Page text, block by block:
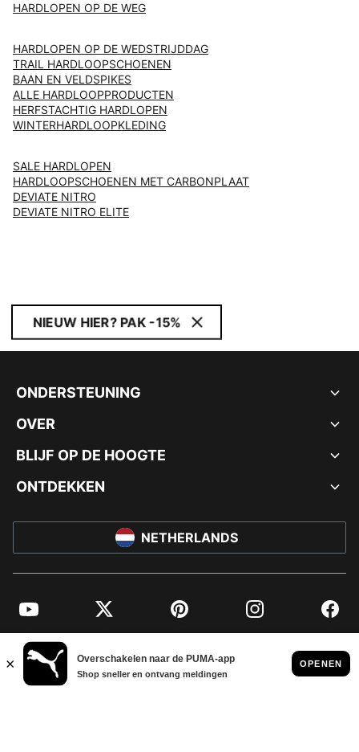
HARDLOPEN OP DE WEG
HARDLOPEN OP DE WEDSTRIJDDAG
TRAIL HARDLOOPSCHOENEN
BAAN EN VELDSPIKES
ALLE HARDLOOPPRODUCTEN
HERFSTACHTIG HARDLOPEN
WINTERHARDLOOPKLEDING
SALE HARDLOPEN
HARDLOOPSCHOENEN MET CARBONPLAAT
DEVIATE NITRO
DEVIATE NITRO ELITE
NIEUW HIER? PAK -15%
ONDERSTEUNING
OVER
BLIJF OP DE HOOGTE
ONTDEKKEN
NETHERLANDS
YouTube Twitter Pinterest Instagram
© PUMA EUROPE GMBH, 2026. ALLE RECHTEN VOORBEHOUDEN
BEDRIJFSGEGEVENS EN JURIDISCHE GEGEVENS